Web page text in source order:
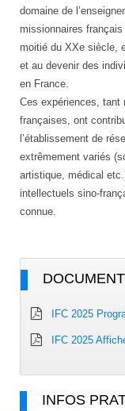
domaine de
missionnaires
moitié du XXe siècle,
et au devenir des
en France.
Ces expériences, tant
françaises, ont
l’établissement de
extrêmement variés
artistique, médical
intellectuels sino-
connue.
IFC 2025
IFC 2025
INFOS